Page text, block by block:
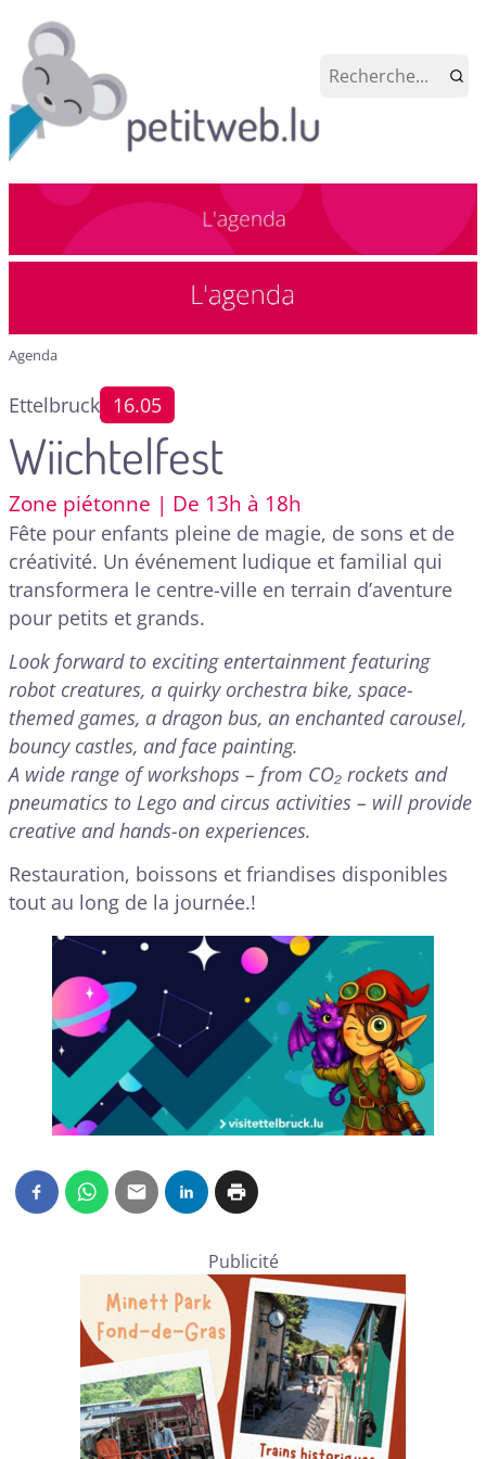
Agenda
Ettelbruck 16.05
Wiichtelfest
Zone piétonne | De 13h à 18h
Fête pour enfants pleine de magie, de sons et de
créativité. Un événement ludique et familial qui
transformera le centre-ville en terrain d’aventure
pour petits et grands.
Look forward to exciting entertainment featuring
robot creatures, a quirky orchestra bike, space-
themed games, a dragon bus, an enchanted carousel,
bouncy castles, and face painting.
A wide range of workshops – from CO₂ rockets and
pneumatics to Lego and circus activities – will provide
creative and hands-on experiences.
Restauration, boissons et friandises disponibles
tout au long de la journée.!
Publicité